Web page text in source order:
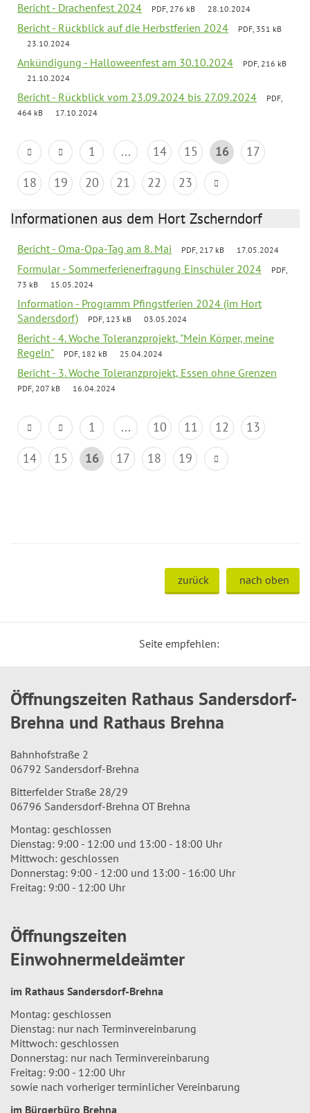
Bericht - Drachenfest 2024 PDF, 276 kB 28.10.2024
Bericht - Rückblick auf die Herbstferien 2024
PDF, 351 kB
23.10.2024
Ankündigung - Halloweenfest am 30.10.2024
PDF, 216 kB
21.10.2024
Bericht - Rückblick vom 23.09.2024 bis 27.09.2024
PDF,
464 kB
17.10.2024
1 ... 14 15 16
17
18
19 20 21 22 23
Informationen aus dem Hort Zscherndorf
Bericht - Oma-Opa-Tag am 8. Mai PDF, 217 kB 17.05.2024
Formular - Sommerferienerfragung Einschüler 2024
PDF,
73 kB
15.05.2024
Information - Programm Pfingstferien 2024 (im Hort
Sandersdorf)
PDF, 123 kB 03.05.2024
Bericht - 4. Woche Toleranzprojekt, "Mein Körper, meine
Regeln"
PDF, 182 kB 25.04.2024
Bericht - 3. Woche Toleranzprojekt, Essen ohne Grenzen
PDF, 207 kB 16.04.2024
1 ... 10 11 12
13
14
15 16 17 18 19
zurück nach oben
Seite empfehlen:
Öffnungszeiten Rathaus Sandersdorf-
Brehna und Rathaus Brehna
Bahnhofstraße 2
06792 Sandersdorf-Brehna
Bitterfelder Straße 28/29
06796 Sandersdorf-Brehna OT Brehna
Montag: geschlossen
Dienstag: 9:00 - 12:00 und 13:00 - 18:00 Uhr
Mittwoch: geschlossen
Donnerstag: 9:00 - 12:00 und 13:00 - 16:00 Uhr
Freitag: 9:00 - 12:00 Uhr
Öffnungszeiten
Einwohnermeldeämter
im Rathaus Sandersdorf-Brehna
Montag: geschlossen
Dienstag: nur nach Terminvereinbarung
Mittwoch: geschlossen
Donnerstag: nur nach Terminvereinbarung
Freitag: 9:00 - 12:00 Uhr
sowie nach vorheriger terminlicher Vereinbarung
im Bürgerbüro Brehna